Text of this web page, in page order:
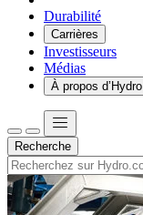
Durabilité
Carrières
Investisseurs
Médias
À propos d’Hydro
Recherche